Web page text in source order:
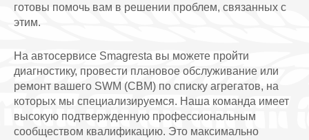
готовы помочь вам в решении проблем, связанных с
этим.
На автосервисе Smagresta вы можете пройти
диагностику, провести плановое обслуживание или
ремонт вашего SWM (СВМ) по списку агрегатов, на
которых мы специализируемся. Наша команда имеет
высокую подтвержденную профессиональным
сообществом квалификацию. Это максимально